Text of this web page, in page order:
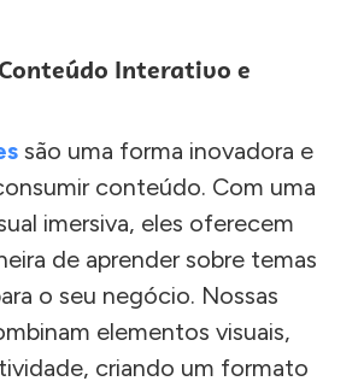
Interativo e
são uma forma inovadora e
conteúdo. Com uma
imersiva, eles oferecem
de aprender sobre temas
o seu negócio. Nossas
elementos visuais,
criando um formato